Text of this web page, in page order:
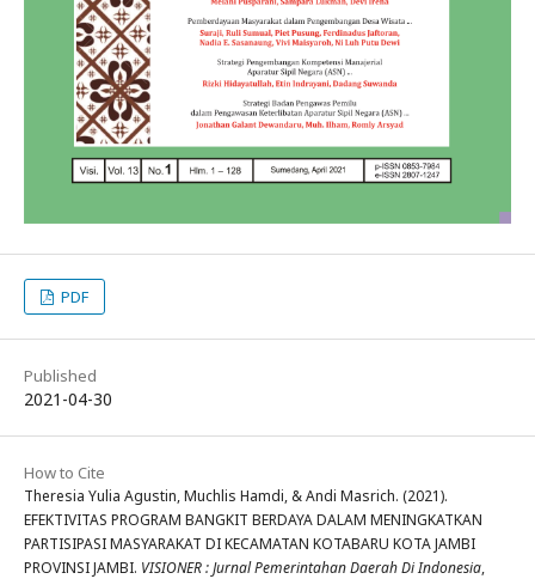
PDF
Published
2021-04-30
How to Cite
Theresia Yulia Agustin, Muchlis Hamdi, & Andi Masrich. (2021).
EFEKTIVITAS PROGRAM BANGKIT BERDAYA DALAM MENINGKATKAN
PARTISIPASI MASYARAKAT DI KECAMATAN KOTABARU KOTA JAMBI
PROVINSI JAMBI. VISIONER : Jurnal Pemerintahan Daerah Di Indonesia,